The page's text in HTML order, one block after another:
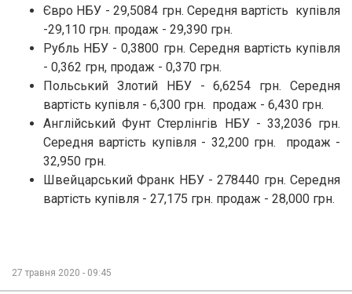
Євро НБУ - 29,5084 грн. Середня вартість купівля
-29,110 грн. продаж - 29,390 грн.
Рубль НБУ - 0,3800 грн. Середня вартість купівля
- 0,362 грн, продаж - 0,370 грн.
Польський Злотий НБУ - 6,6254 грн. Середня
вартість купівля - 6,300 грн. продаж - 6,430 грн.
Англійський Фунт Стерлінгів НБУ - 33,2036 грн.
Середня вартість купівля - 32,200 грн. продаж -
32,950 грн.
Швейцарський Франк НБУ - 278440 грн. Середня
вартість купівля - 27,175 грн. продаж - 28,000 грн.
27 травня 2020 - 09:45